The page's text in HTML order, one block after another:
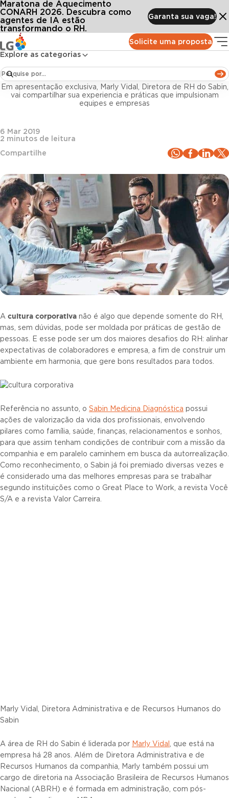
Solicite uma proposta
Explore as categorias
Maratona de Aquecimento
CONARH 2026. Descubra como
agentes de IA estão
transformando o RH.
Garanta sua vaga!
Conteúdos Blog LG
A cultura corporativa e o seu impacto para o negócio
Gestão de pessoas
A cultura corporativa e o seu impacto para o
negócio
Em apresentação exclusiva, Marly Vidal, Diretora de RH do Sabin,
vai compartilhar sua experiencia e práticas que impulsionam
equipes e empresas
6 Mar 2019
2 minutos de leitura
Compartilhe
A cultura corporativa não é algo que depende somente do RH,
mas, sem dúvidas, pode ser moldada por práticas de gestão de
pessoas. E esse pode ser um dos maiores desafios do RH: alinhar
expectativas de colaboradores e empresa, a fim de construir um
ambiente em harmonia, que gere bons resultados para todos.
Referência no assunto, o Sabin Medicina Diagnóstica possui
ações de valorização da vida dos profissionais, envolvendo
pilares como família, saúde, finanças, relacionamentos e sonhos,
para que assim tenham condições de contribuir com a missão da
companhia e em paralelo caminhem em busca da autorrealização.
Como reconhecimento, o Sabin já foi premiado diversas vezes e
é considerado uma das melhores empresas para se trabalhar
segundo instituições como o Great Place to Work, a revista Você
S/A e a revista Valor Carreira.
Marly Vidal, Diretora Administrativa e de Recursos Humanos do
Sabin
A área de RH do Sabin é liderada por Marly Vidal
, que está na
empresa há 28 anos. Além de Diretora Administrativa e de
Recursos Humanos da companhia, Marly também possui um
cargo de diretoria na Associação Brasileira de Recursos Humanos
Nacional (ABRH) e é formada em administração, com pós-